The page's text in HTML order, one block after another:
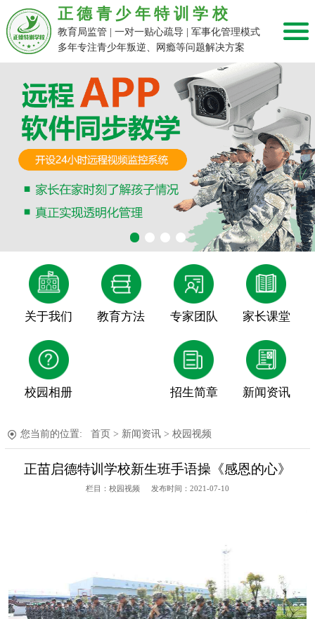
正德青少年特训学校
教育局监管 | 一对一贴心疏导 | 军事化管理模式
多年专注青少年叛逆、网瘾等问题解决方案
关于我们 教育方法 专家团队 家长课堂
校园相册 招生简章 新闻资讯
您当前的位置: 首页 > 新闻资讯 > 校园视频
正苗启德特训学校新生班手语操《感恩的心》
栏目：校园视频 发布时间：2021-07-10